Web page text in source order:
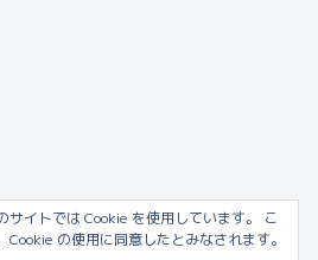
サイトでは Cookie を使用しています。 こ
の使用に同意したとみなされます。